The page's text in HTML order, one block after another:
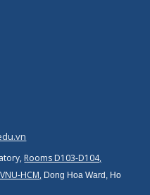
Rooms D103-D104,
HCM, Dong Hoa Ward, Ho